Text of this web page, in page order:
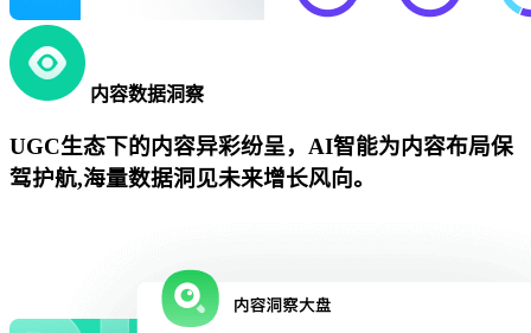
内容数据洞察
UGC生态下的内容异彩纷呈，AI智能为内容布局保
驾护航,海量数据洞见未来增长风向。